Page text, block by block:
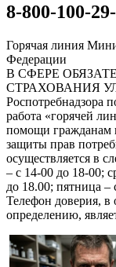
8-800-100-
Горячая линия
Федерации
В СФЕРЕ
СТРАХОВАНИЯ
Роспотребнадзора
работа «горячей
помощи гражданам
защиты прав
осуществляется в
– с 14-00 до 18-00;
до 18.00; пятница –
Телефон доверия, в
определению,